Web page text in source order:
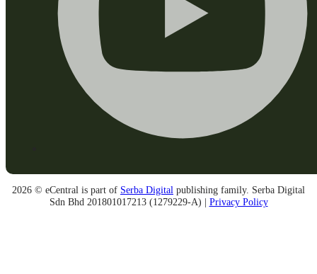
2026 © eCentral is part of Serba Digital publishing family. Serba Digital
Sdn Bhd 201801017213 (1279229-A) | Privacy Policy